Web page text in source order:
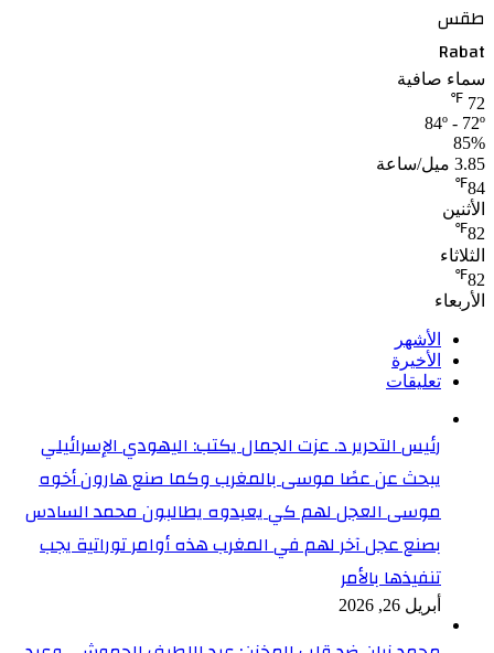
طقس
Rabat
سماء صافية
72
℉
84º - 72º
85%
3.85 ميل/ساعة
84
℉
الأثنين
82
℉
الثلاثاء
82
℉
الأربعاء
الأشهر
الأخيرة
تعليقات
رئيس التحرير د. عزت الجمال يكتب: اليهودي الإسرائيلي
يبحث عن عصًا موسى بالمغرب وكما صنع هارون أخوه
موسى العجل لهم كي يعبدوه يطالبون محمد السادس
بصنع عجل آخر لهم في المغرب هذه أوامر توراتية يجب
تنفيذها بالأمر
أبريل 26, 2026